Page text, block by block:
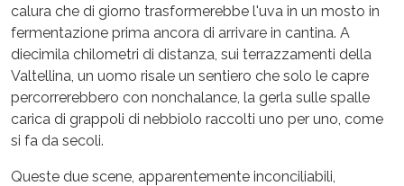
calura che di giorno trasformerebbe l'uva in un mosto in
fermentazione prima ancora di arrivare in cantina. A
diecimila chilometri di distanza, sui terrazzamenti della
Valtellina, un uomo risale un sentiero che solo le capre
percorrerebbero con nonchalance, la gerla sulle spalle
carica di grappoli di nebbiolo raccolti uno per uno, come
si fa da secoli.
Queste due scene, apparentemente inconciliabili,